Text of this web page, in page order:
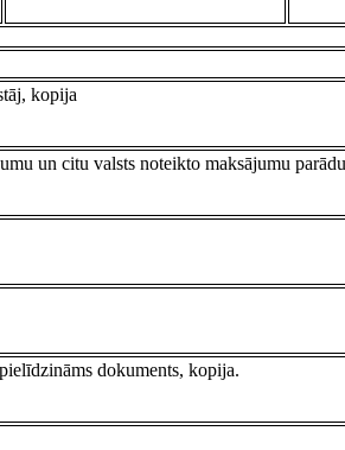
kopija
un citu valsts noteikto maksājumu parādu
dokuments, kopija.